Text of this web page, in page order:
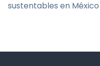
sustentables en